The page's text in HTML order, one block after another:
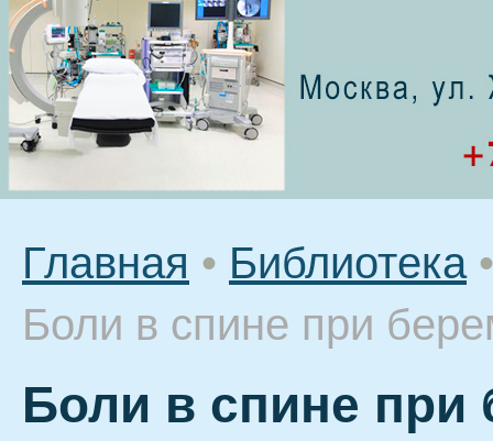
Главная • Библиотека •
Боли в спине при
Боли в спине при